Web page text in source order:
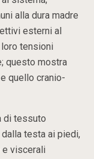
alla dura madre
esterni al
tensioni
questo mostra
e quello cranio-
di tessuto
testa ai piedi,
e viscerali